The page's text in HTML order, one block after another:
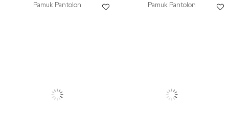
Pamuk Pantolon Pamuk Pantolon